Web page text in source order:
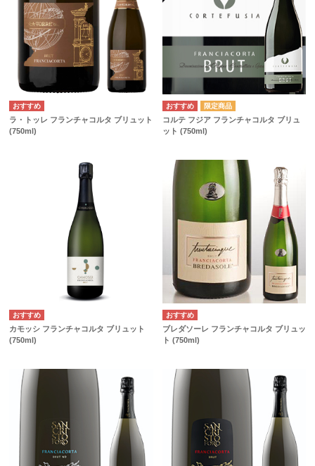
ラ・トッレ フランチャコルタ ブリュット
(750ml)
コルテ フジア フランチャコルタ ブリュ
ット (750ml)
カモッシ フランチャコルタ ブリュット
(750ml)
ブレダソーレ フランチャコルタ ブリュッ
ト (750ml)